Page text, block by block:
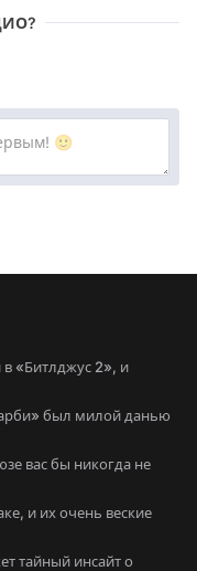
«Битлджус 2», и
был милой данью
вас бы никогда не
и их очень веские
тайный инсайт о